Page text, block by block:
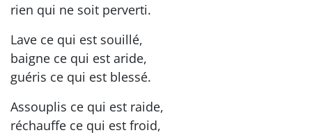
rien qui ne soit perverti.
Lave ce qui est souillé,
baigne ce qui est aride,
guéris ce qui est blessé.
Assouplis ce qui est raide,
réchauffe ce qui est froid,